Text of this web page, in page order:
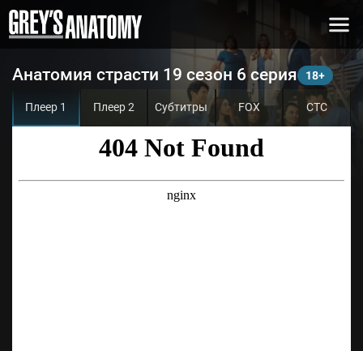
Анатомия страсти 19 сезон 6 серия
Плеер 1 Плеер 2 Субтитры FOX СТС